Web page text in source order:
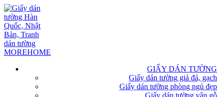
GIẤY DÁN TƯỜNG
Giấy dán tường giả đá, gạch
Giấy dán tường phòng ngủ đẹp
Giấy dán tường vân gỗ